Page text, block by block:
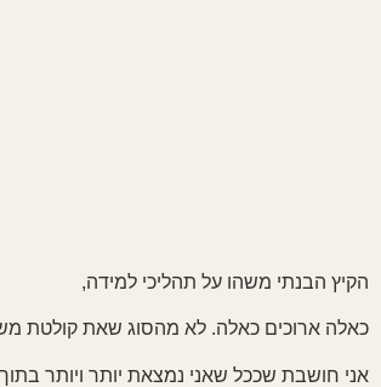
הקיץ הבנתי משהו על תהליכי למידה,
כאלה ארוכים כאלה. לא מהסוג שאת קולטת
אני חושבת שככל שאני נמצאת יותר ויותר בתוך